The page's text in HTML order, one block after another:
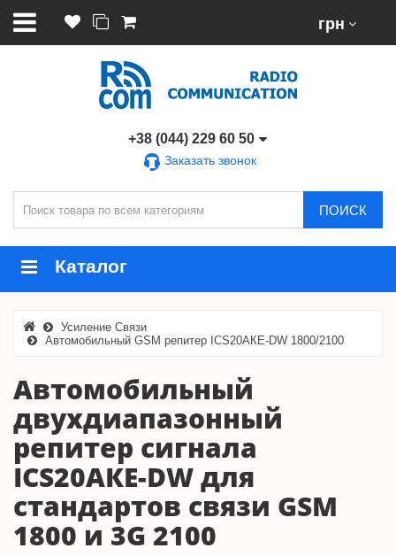
грн
+38 (044) 229 60 50
Заказать звонок
ПОИСК
Каталог
Усиление Связи
Автомобильный GSM репитер ICS20АКЕ-DW 1800/2100
Автомобильный
двухдиапазонный
репитер сигнала
ICS20АКЕ-DW для
стандартов связи GSM
1800 и 3G 2100